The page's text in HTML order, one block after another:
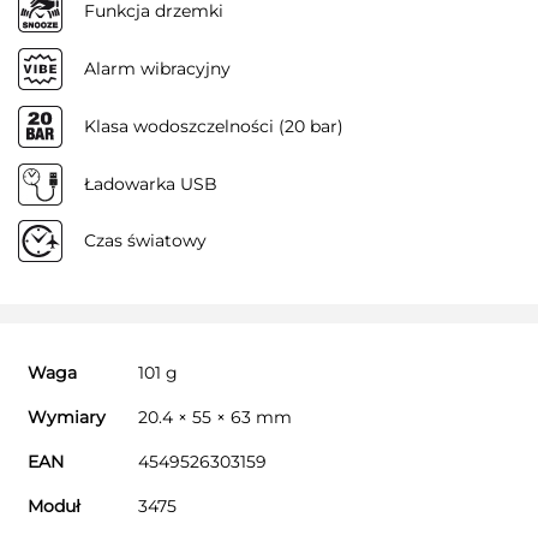
Funkcja drzemki
Alarm wibracyjny
Klasa wodoszczelności (20 bar)
Ładowarka USB
Czas światowy
Waga 101 g
Wymiary 20.4 × 55 × 63 mm
EAN 4549526303159
Moduł 3475